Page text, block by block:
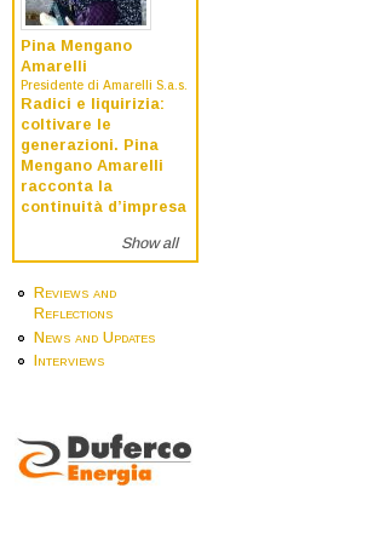
Pina Mengano
Amarelli
Presidente di Amarelli S.a.s.
Radici e liquirizia:
coltivare le
generazioni. Pina
Mengano Amarelli
racconta la
continuità d’impresa
Show all
Reviews and
Reflections
News and Updates
Interviews